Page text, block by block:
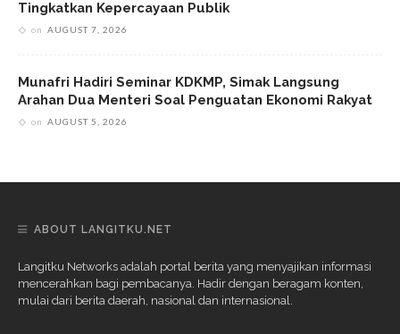
Tingkatkan Kepercayaan Publik
on AUGUST 7, 2026
Munafri Hadiri Seminar KDKMP, Simak Langsung
Arahan Dua Menteri Soal Penguatan Ekonomi Rakyat
on AUGUST 5, 2026
ABOUT LANGITKU.NET
Langitku Networks adalah portal berita yang menyajikan informasi
mencerahkan bagi pembacanya. Hadir dengan beragam konten,
mulai dari berita daerah, nasional dan internasional.